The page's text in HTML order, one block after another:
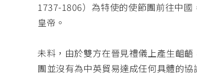
1737-1806）為特使的使節團前往中
皇帝。
未料，由於雙方在晉見禮儀上產生齟
團並沒有為中英貿易達成任何具體的